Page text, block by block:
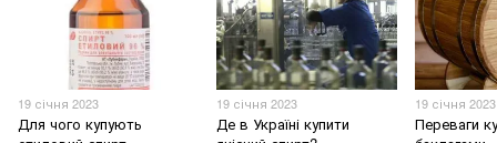
19 січня 2023
Для чого купують
19 січня 2023
Де в Україні купити
19 січня 2023
Переваги